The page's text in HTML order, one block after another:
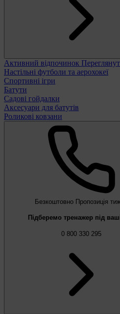
Активний відпочинок
Настільні футболи та аерохокеї
Спортивні ігри
Батути
Садові гойдалки
Аксесуари для батутів
Роликові ковзани
Безкоштовно Пропозиція
Підберемо тренажер під
0 800 330 295